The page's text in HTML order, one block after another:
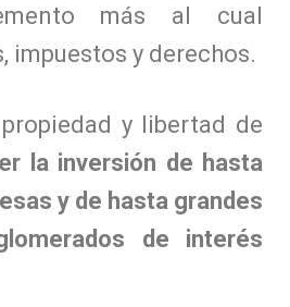
más al cual
impuestos y derechos.
y libertad de
la inversión de hasta
y de hasta grandes
de interés